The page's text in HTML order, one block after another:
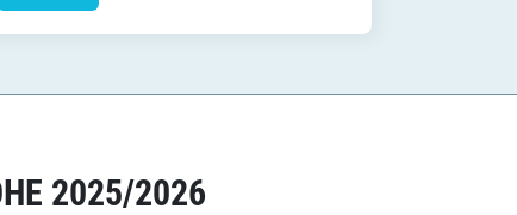
2025/2026